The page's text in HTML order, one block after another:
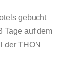
gebucht
Tage auf dem
der THON